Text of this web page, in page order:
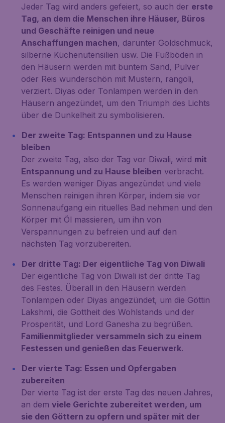
Jeder Tag wird anders gefeiert, so auch der erste
Tag, an dem die Menschen ihre Häuser, Büros
und Geschäfte reinigen und neue
Anschaffungen machen, darunter Goldschmuck,
silberne Küchenutensilien usw. Die Fußböden in
den Häusern werden mit buntem Sand, Pulver
oder Reis wunderschön mit Mustern, rangoli,
verziert. Diyas oder Tonlampen werden in den
Häusern angezündet, um den Triumph des Lichts
über die Dunkelheit zu symbolisieren.
Der zweite Tag: Entspannen und zu Hause
bleiben
Der zweite Tag, also der Tag vor Diwali, wird mit
Entspannung und zu Hause bleiben verbracht.
Es werden weniger Diyas angezündet und viele
Menschen reinigen ihren Körper, indem sie vor
Sonnenaufgang ein rituelles Bad nehmen und den
Körper mit Öl massieren, um ihn von
Verspannungen zu befreien und auf den
nächsten Tag vorzubereiten.
Der dritte Tag: Der eigentliche Tag von Diwali
Der eigentliche Tag von Diwali ist der dritte Tag
des Festes. Überall in den Häusern werden
Tonlampen oder Diyas angezündet, um die Göttin
Lakshmi, die Gottheit des Wohlstands und der
Prosperität, und Lord Ganesha zu begrüßen.
Familienmitglieder versammeln sich zu einem
Festessen und genießen das Feuerwerk.
Der vierte Tag: Essen und Opfergaben
zubereiten
Der vierte Tag ist der erste Tag des neuen Jahres,
an dem viele Gerichte zubereitet werden, um
sie den Göttern zu opfern und später mit der